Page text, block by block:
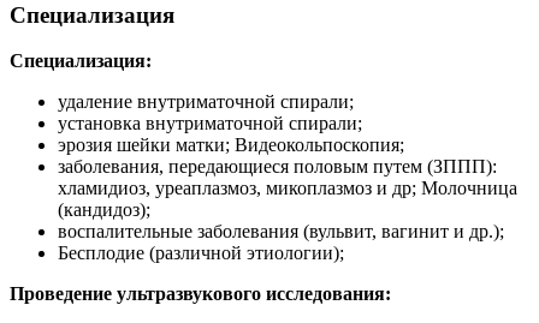
Специализация
Специализация:
удаление внутриматочной спирали;
установка внутриматочной спирали;
эрозия шейки матки; Видеокольпоскопия;
заболевания, передающиеся половым путем (ЗППП):
хламидиоз, уреаплазмоз, микоплазмоз и др; Молочница
(кандидоз);
воспалительные заболевания (вульвит, вагинит и др.);
Бесплодие (различной этиологии);
Проведение ультразвукового исследования: